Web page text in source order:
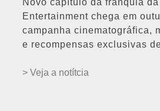
Entertainment chega em
campanha cinematográfica,
e recompensas exclusivas
> Veja a notítcia